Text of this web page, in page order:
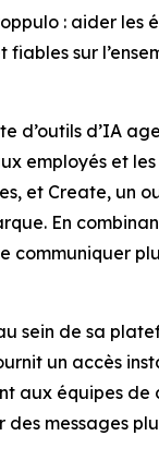
: aider les
sur
d’outils d’IA
employés et
et Create, un
En
communiquer
sein de sa
un accès
aux équipes
messages